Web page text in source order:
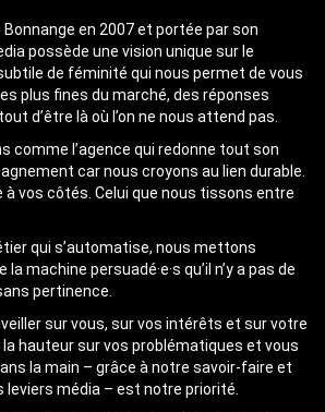
Bonnange en 2007 et portée par son
possède une vision unique sur le
de féminité qui nous permet de vous
plus fines du marché, des réponses
d’être là où l’on ne nous attend pas.
comme l’agence qui redonne tout son
car nous croyons au lien durable.
à vos côtés. Celui que nous tissons entre
qui s’automatise, nous mettons
la machine persuadé·e·s qu’il n’y a pas de
pertinence.
sur vous, sur vos intérêts et sur votre
hauteur sur vos problématiques et vous
la main – grâce à notre savoir-faire et
leviers média – est notre priorité.